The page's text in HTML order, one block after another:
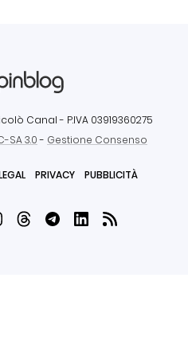
Canal - P.IVA 03919360275
SA 3.0- Gestione Consenso
PRIVACY PUBBLICITÀ